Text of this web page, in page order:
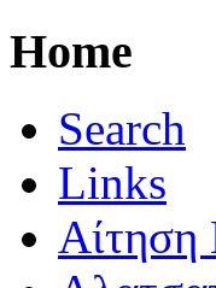
Home
Search
Links
Αίτηση